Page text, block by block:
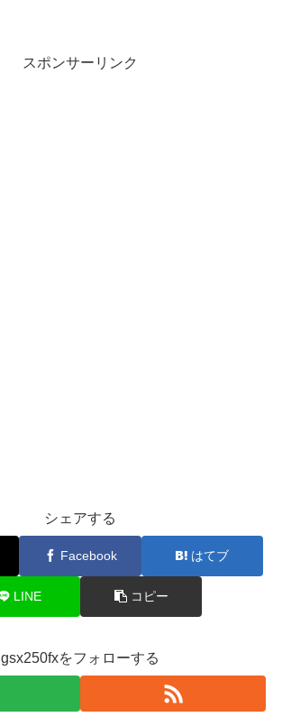
スポンサーリンク
シェアする
Facebook はてブ
LINE コピー
gsx250fxをフォローする